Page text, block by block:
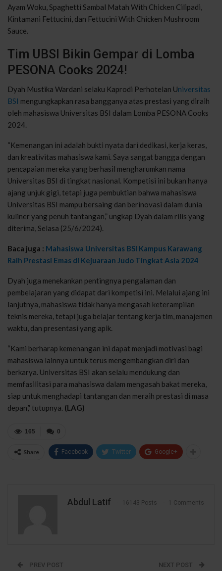
Ayam Woku, Spaghetti Sambal Matah With Chicken Cilipadi,
Kintamani Fettucini, dan Fettucini With Chicken Mushroom
Sauce.
Tim UBSI Bikin Gempar di Lomba
PESONA Cooks 2024!
Dyah Mustika Wardani selaku Kaprodi Perhotelan Universitas
BSI mengungkapkan rasa bangganya atas prestasi yang diraih
oleh mahasiswa Universitas BSI dalam Lomba PESONA Cooks
2024.
“Kemenangan ini adalah bukti nyata dari dedikasi, kerja keras,
dan kreativitas mahasiswa kami. Saya sangat bangga dengan
pencapaian mereka yang berhasil mengharumkan nama
Universitas BSI di tingkat nasional. Kompetisi ini bukan hanya
ajang unjuk gigi, tetapi juga pembuktian bahwa mahasiswa
Universitas BSI mampu bersaing dan berinovasi dalam dunia
kuliner yang penuh tantangan,” ungkap Dyah dalam rilis yang
diterima, Selasa (25/6/2024).
Baca juga : Mahasiswa Universitas BSI Kampus Karawang
Raih Prestasi Emas di Kejuaraan Judo Tingkat Asia 2024
Dyah juga menekankan pentingnya pengalaman dan
pembelajaran yang didapat dari kompetisi ini. Melalui ajang ini
lanjutnya, mahasiswa tidak hanya mengasah keterampilan
teknis mereka, tetapi juga belajar tentang kerja tim, manajemen
waktu, dan presentasi yang apik.
“Kami berharap kemenangan ini dapat menjadi motivasi bagi
mahasiswa lainnya untuk terus mengembangkan diri dan
berkarya. Universitas BSI akan selalu mendukung dan
memfasilitasi para mahasiswa dalam mengasah bakat mereka,
siap untuk menghadapi tantangan dan meraih prestasi di masa
depan,” tutupnya. (LAG)
0
165
Share Facebook Twitter Google+
Abdul Latif 16143 Posts 1 Comments
PREV POST NEXT POST